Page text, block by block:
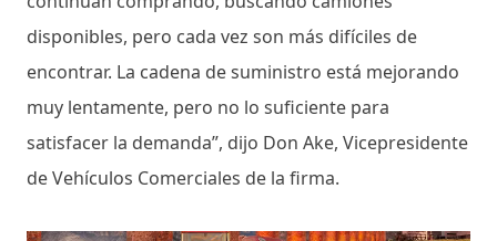
disponibles, pero cada vez son más difíciles de
encontrar. La cadena de suministro está mejorando
muy lentamente, pero no lo suficiente para
satisfacer la demanda”, dijo Don Ake, Vicepresidente
de Vehículos Comerciales de la firma.